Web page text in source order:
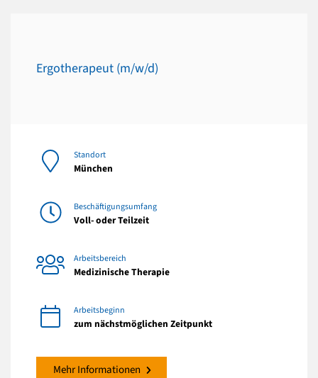
Ergotherapeut (m/w/d)
Standort
München
Beschäftigungsumfang
Voll- oder Teilzeit
Arbeitsbereich
Medizinische Therapie
Arbeitsbeginn
zum nächstmöglichen Zeitpunkt
Mehr Informationen